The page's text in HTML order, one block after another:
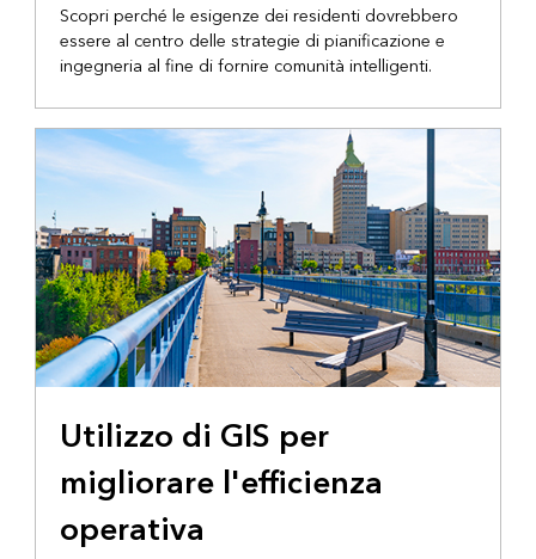
Scopri perché le esigenze dei residenti dovrebbero
essere al centro delle strategie di pianificazione e
ingegneria al fine di fornire comunità intelligenti.
Utilizzo di GIS per
migliorare l'efficienza
operativa